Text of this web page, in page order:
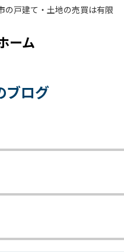
の戸建て・土地の売買は有限
ーム
ブログ